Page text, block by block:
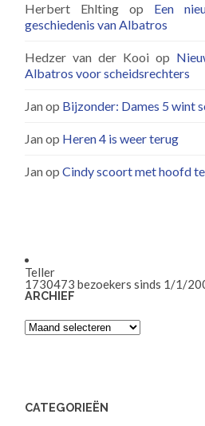
Herbert Ehlting op Een
geschiedenis van Albatros
Hedzer van der Kooi op
Albatros voor scheidsrechters
Janop Bijzonder: Dames 5 wint
Janop Heren 4 is weer terug
JanopCindy scoort met hoofd
Teller
1730473 bezoekers sinds 1/1/
ARCHIEF
Archief
CATEGORIEËN